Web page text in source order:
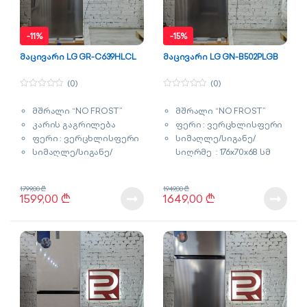
-11%
მაცივარი LG GR-C639HLCL
u
o
f
(0)
მშრალი “NO FROST”
კარის გაგრილება
ფერი : ვერცხლისფერი
სიმაღლე/სიგანე/
გარანტია : 3 წელი
1599,00 ₾
1799,00₾
-15%
მაცივარი LG GN-B502PLGB
u
o
f
(0)
მშრალი “NO FROST”
ფერი : ვერცხლისფერი
სიმაღლე/სიგანე/
სიღრმე : 176x70x68 სმ
1649,00 ₾
1949,00₾